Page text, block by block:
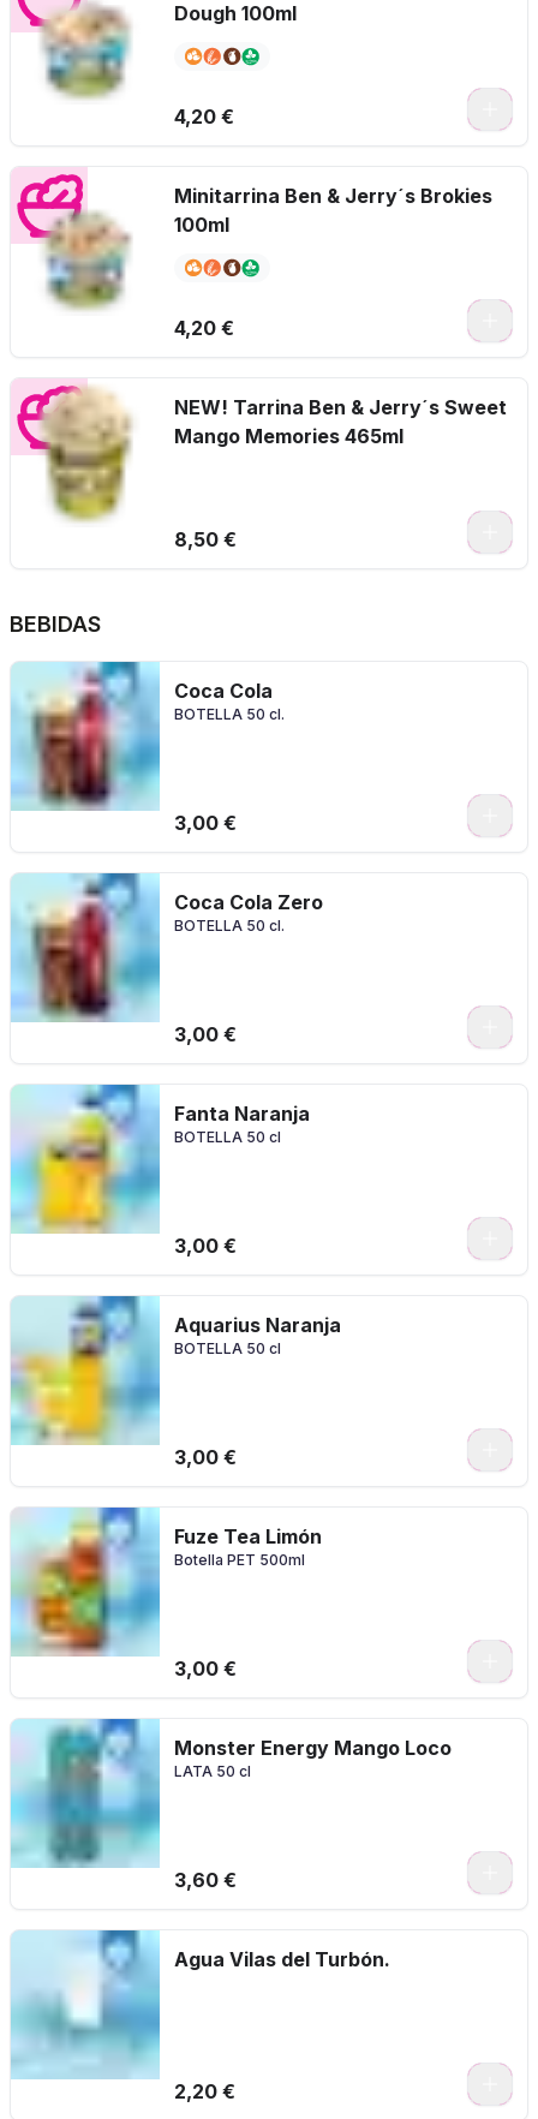
Dough 100ml
4,20 €
Minitarrina Ben & Jerry´s Brokies
100ml
4,20 €
NEW! Tarrina Ben & Jerry´s Sweet
Mango Memories 465ml
8,50 €
BEBIDAS
Coca Cola
BOTELLA 50 cl.
3,00 €
Coca Cola Zero
BOTELLA 50 cl.
3,00 €
Fanta Naranja
BOTELLA 50 cl
3,00 €
Aquarius Naranja
BOTELLA 50 cl
3,00 €
Fuze Tea Limón
Botella PET 500ml
3,00 €
Monster Energy Mango Loco
LATA 50 cl
3,60 €
Agua Vilas del Turbón.
2,20 €